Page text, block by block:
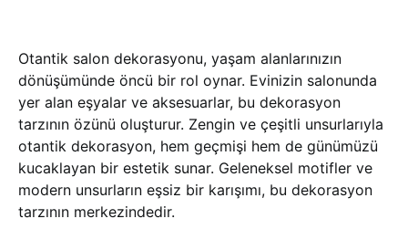
Otantik salon dekorasyonu, yaşam alanlarınızın
dönüşümünde öncü bir rol oynar. Evinizin salonunda
yer alan eşyalar ve aksesuarlar, bu dekorasyon
tarzının özünü oluşturur. Zengin ve çeşitli unsurlarıyla
otantik dekorasyon, hem geçmişi hem de günümüzü
kucaklayan bir estetik sunar. Geleneksel motifler ve
modern unsurların eşsiz bir karışımı, bu dekorasyon
tarzının merkezindedir.